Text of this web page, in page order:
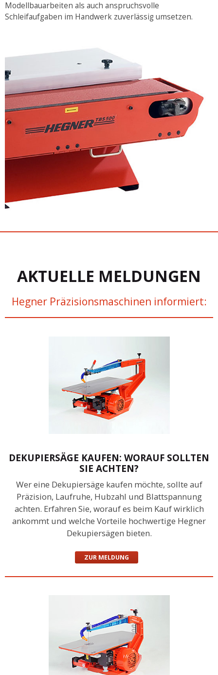
Modellbauarbeiten als auch anspruchsvolle
Schleifaufgaben im Handwerk zuverlässig umsetzen.
AKTUELLE MELDUNGEN
Hegner Präzisionsmaschinen informiert:
DEKUPIERSÄGE KAUFEN: WORAUF SOLLTEN
SIE ACHTEN?
Wer eine Dekupiersäge kaufen möchte, sollte auf
Präzision, Laufruhe, Hubzahl und Blattspannung
achten. Erfahren Sie, worauf es beim Kauf wirklich
ankommt und welche Vorteile hochwertige Hegner
Dekupiersägen bieten.
ZUR MELDUNG